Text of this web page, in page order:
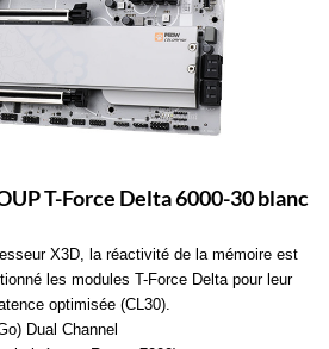
T-Force Delta 6000-30 blanc
X3D, la réactivité de la mémoire est
les modules T-Force Delta pour leur
optimisée (CL30).
Dual Channel